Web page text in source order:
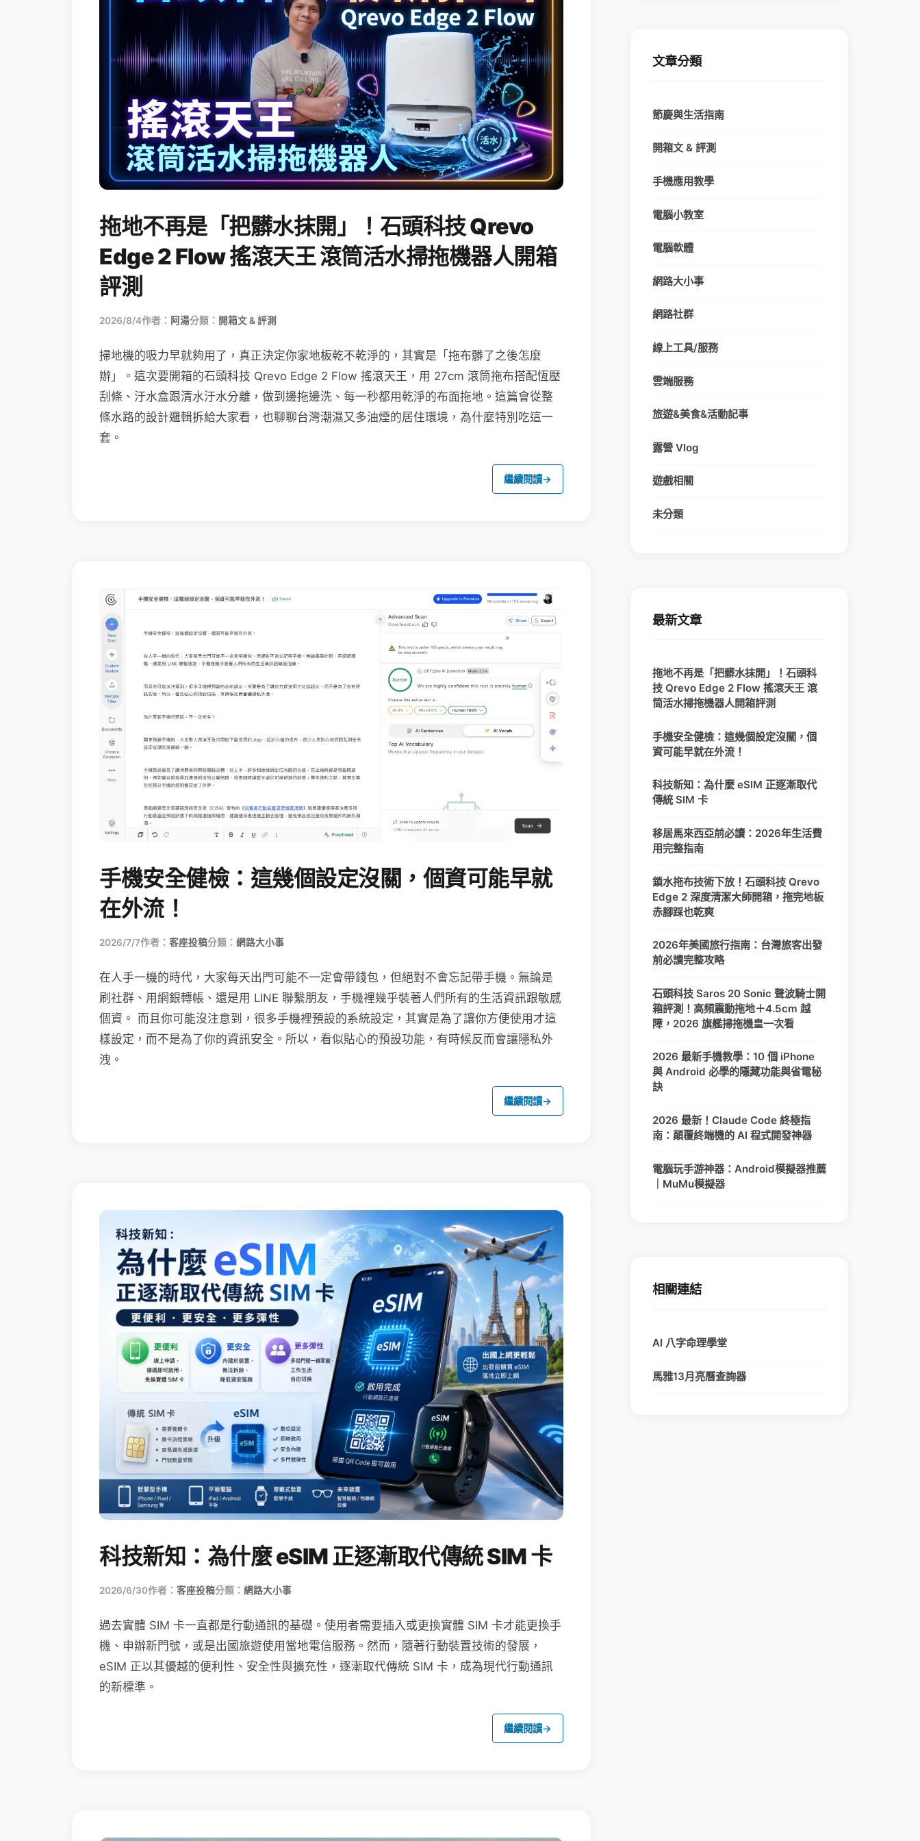
拖地不再是「把髒水抹開」！石頭科技 Qrevo
Edge 2 Flow 搖滾天王 滾筒活水掃拖機器人開箱
評測
2026/8/4作者： 阿湯分類： 開箱文 & 評測
掃地機的吸力早就夠用了，真正決定你家地板乾不乾淨的，其實是「拖布髒了之後怎麼
辦」。這次要開箱的石頭科技 Qrevo Edge 2 Flow 搖滾天王，用 27cm 滾筒拖布搭配恆壓
刮條、汙水盒跟清水汙水分離，做到邊拖邊洗、每一秒都用乾淨的布面拖地。這篇會從整
條水路的設計邏輯拆給大家看，也聊聊台灣潮濕又多油煙的居住環境，為什麼特別吃這一
套。
繼續閱讀→
手機安全健檢：這幾個設定沒關，個資可能早就
在外流！
2026/7/7作者： 客座投稿分類： 網路大小事
在人手一機的時代，大家每天出門可能不一定會帶錢包，但絕對不會忘記帶手機。無論是
刷社群、用網銀轉帳、還是用 LINE 聯繫朋友，手機裡幾乎裝著人們所有的生活資訊跟敏感
個資。 而且你可能沒注意到，很多手機裡預設的系統設定，其實是為了讓你方便使用才這
樣設定，而不是為了你的資訊安全。所以，看似貼心的預設功能，有時候反而會讓隱私外
洩。
繼續閱讀→
科技新知：為什麼 eSIM 正逐漸取代傳統 SIM 卡
2026/6/30作者： 客座投稿分類： 網路大小事
過去實體 SIM 卡一直都是行動通訊的基礎。使用者需要插入或更換實體 SIM 卡才能更換手
機、申辦新門號，或是出國旅遊使用當地電信服務。然而，隨著行動裝置技術的發展，
eSIM 正以其優越的便利性、安全性與擴充性，逐漸取代傳統 SIM 卡，成為現代行動通訊
的新標準。
繼續閱讀→
文章分類
節慶與生活指南
開箱文 & 評測
手機應用教學
電腦小教室
電腦軟體
網路大小事
網路社群
線上工具/服務
雲端服務
旅遊&美食&活動記事
露營 Vlog
遊戲相關
未分類
最新文章
拖地不再是「把髒水抹開」！石頭科
技 Qrevo Edge 2 Flow 搖滾天王 滾
筒活水掃拖機器人開箱評測
手機安全健檢：這幾個設定沒關，個
資可能早就在外流！
科技新知：為什麼 eSIM 正逐漸取代
傳統 SIM 卡
移居馬來西亞前必讀：2026年生活費
用完整指南
鎖水拖布技術下放！石頭科技 Qrevo
Edge 2 深度清潔大師開箱，拖完地板
赤腳踩也乾爽
2026年美國旅行指南：台灣旅客出發
前必讀完整攻略
石頭科技 Saros 20 Sonic 聲波騎士開
箱評測！高頻震動拖地＋4.5cm 越
障，2026 旗艦掃拖機皇一次看
2026 最新手機教學：10 個 iPhone
與 Android 必學的隱藏功能與省電秘
訣
2026 最新！Claude Code 終極指
南：顛覆終端機的 AI 程式開發神器
電腦玩手游神器：Android模擬器推薦
｜MuMu模擬器
相關連結
AI 八字命理學堂
馬雅13月亮曆查詢器